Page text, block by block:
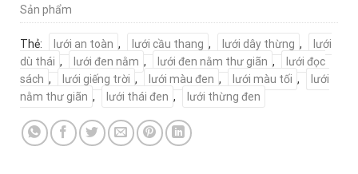
Sản phẩm
Thẻ: lưới an toàn , lưới cầu thang , lưới dây thừng ,
lưới
dù thái , lưới đen nằm , lưới đen nằm thư giãn ,
lưới đọc
sách , lưới giếng trời , lưới màu đen , lưới màu tối ,
lưới
nằm thư giãn , lưới thái đen , lưới thừng đen